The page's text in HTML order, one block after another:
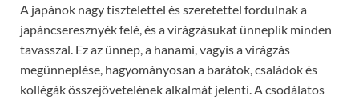
A japánok nagy tisztelettel és szeretettel fordulnak a
japáncseresznyék felé, és a virágzásukat ünneplik minden
tavasszal. Ez az ünnep, a hanami, vagyis a virágzás
megünneplése, hagyományosan a barátok, családok és
kollégák összejövetelének alkalmát jelenti. A csodálatos